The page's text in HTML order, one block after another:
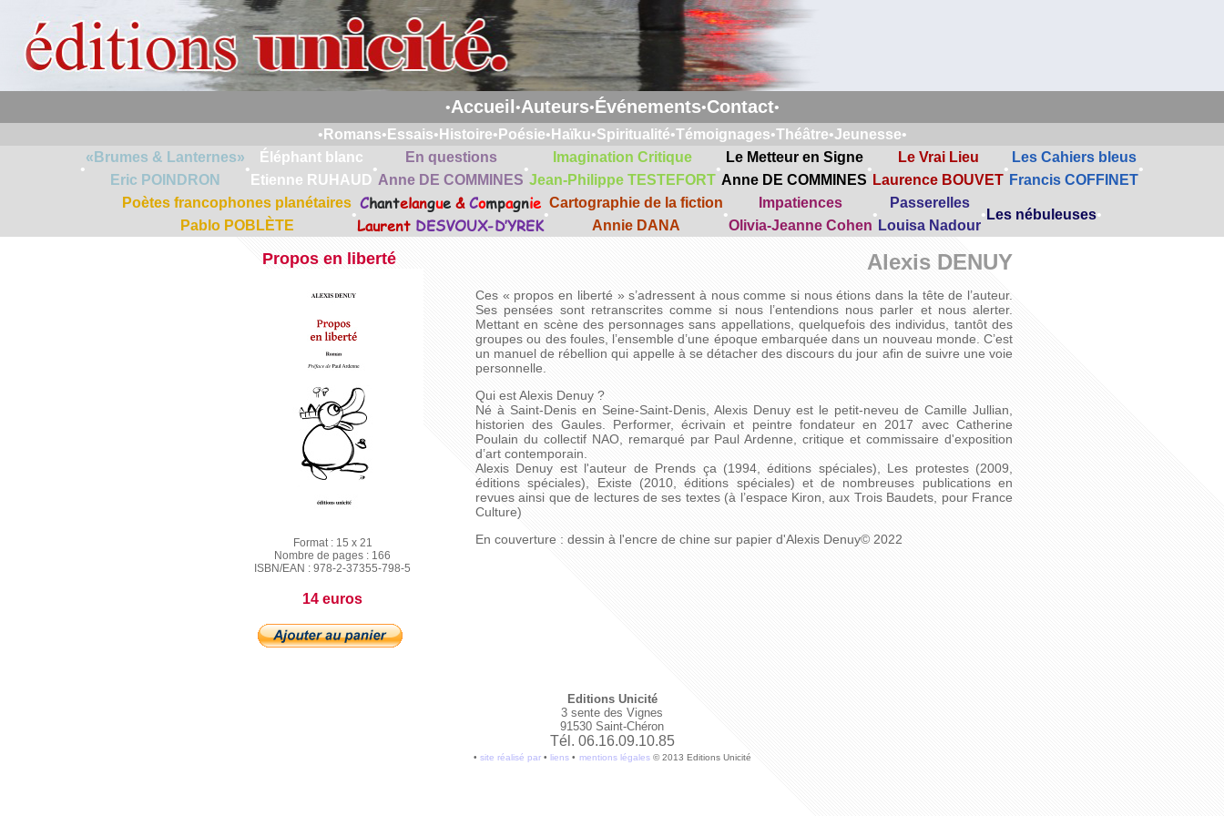
•Accueil •Auteurs•Événements•Contact•
• Romans• Essais• Histoire• Poésie• Haïku•Spiritualité•Témoignages•Théâtre•Jeunesse•
•
«Brumes & Lanternes»
Eric POINDRON
•
Éléphant blanc
Etienne RUHAUD
•
En questions
Anne DE COMMINES
•
Imagination Critique
Jean-Philippe TESTEFORT
•
Le Metteur en Signe
Anne DE COMMINES
•
Le Vrai Lieu
Laurence BOUVET
•
Les Cahiers bleus
Francis COFFINET
•
Poètes francophones planétaires
Pablo POBLÈTE
•
Chantelangue & Compagnie
Laurent DESVOUX-D’YREK
•
Cartographie de la fiction
Annie DANA
•
Impatiences
Olivia-Jeanne Cohen
•
Passerelles
Louisa Nadour
• Les nébuleuses•
Propos en liberté
Format : 15 x 21
Nombre de pages : 166
ISBN/EAN : 978-2-37355-798-5
14 euros
Alexis DENUY
Ces « propos en liberté » s’adressent à nous comme si nous étions dans la tête de l’auteur.
Ses pensées sont retranscrites comme si nous l’entendions nous parler et nous alerter.
Mettant en scène des personnages sans appellations, quelquefois des individus, tantôt des
groupes ou des foules, l’ensemble d’une époque embarquée dans un nouveau monde. C’est
un manuel de rébellion qui appelle à se détacher des discours du jour afin de suivre une voie
personnelle.
Qui est Alexis Denuy ?
Né à Saint-Denis en Seine-Saint-Denis, Alexis Denuy est le petit-neveu de Camille Jullian,
historien des Gaules. Performer, écrivain et peintre fondateur en 2017 avec Catherine
Poulain du collectif NAO, remarqué par Paul Ardenne, critique et commissaire d'exposition
d’art contemporain.
Alexis Denuy est l'auteur de Prends ça (1994, éditions spéciales), Les protestes (2009,
éditions spéciales), Existe (2010, éditions spéciales) et de nombreuses publications en
revues ainsi que de lectures de ses textes (à l’espace Kiron, aux Trois Baudets, pour France
Culture)
En couverture : dessin à l'encre de chine sur papier d'Alexis Denuy© 2022
Editions Unicité
3 sente des Vignes
91530 Saint-Chéron
Tél. 06.16.09.10.85
• site réalisé par• liens • mentions légales© 2013 Editions Unicité